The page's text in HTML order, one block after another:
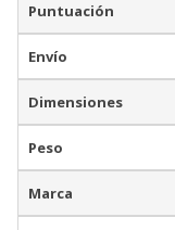
Puntuación
Envío
Dimensiones
Peso
Marca